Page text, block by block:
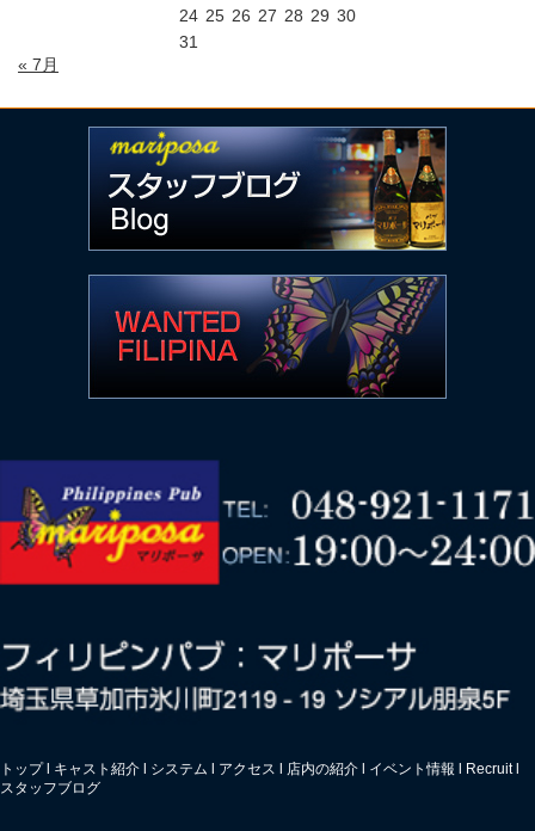
24 25 26 27 28 29 30
31
« 7月
トップl キャスト紹介 システム アクセス 店内の紹介 イベント情報 Recruitl
スタッフブログ